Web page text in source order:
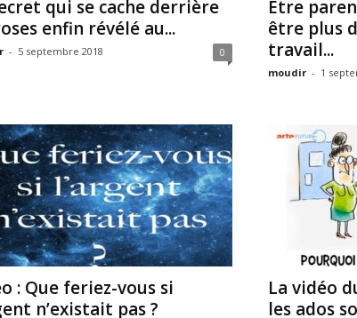
qui se cache derrière
enfin révélé au...
- 5 septembre 2018 0
Etre
être plus
travail...
moudir - 1
: Que feriez-vous si
n’existait pas ?
La vidéo
les ados